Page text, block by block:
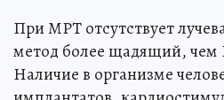
При МРТ отсутствует
метод более щадящий, чем
Наличие в организме